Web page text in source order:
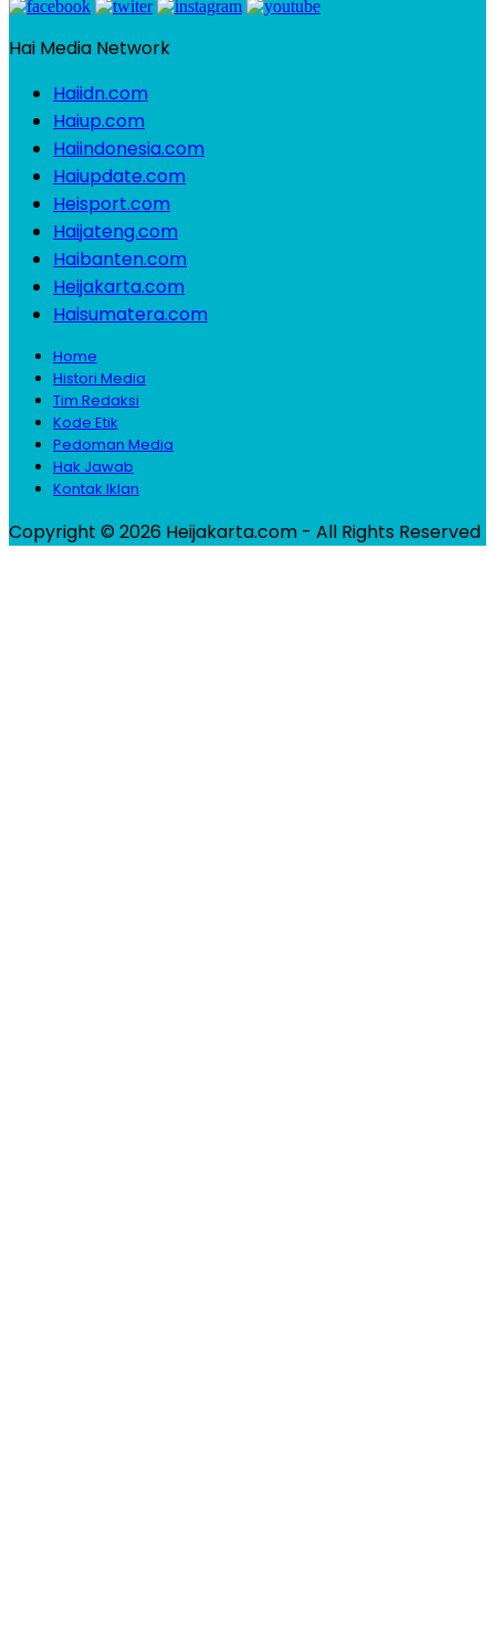
Hai Media Network
Haiidn.com
Haiup.com
Haiindonesia.com
Haiupdate.com
Heisport.com
Haijateng.com
Haibanten.com
Heijakarta.com
Haisumatera.com
Home
Histori Media
Tim Redaksi
Kode Etik
Pedoman Media
Hak Jawab
Kontak Iklan
Copyright © 2026 Heijakarta.com - All Rights Reserved